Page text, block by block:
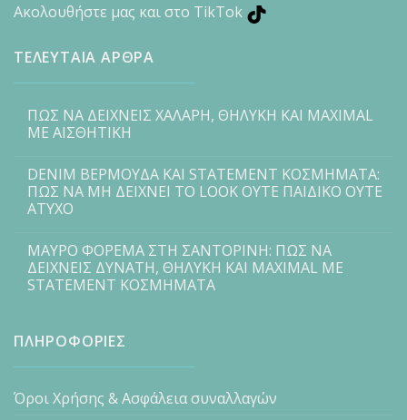
Ακολουθήστε μας και στο TikTok
ΤΕΛΕΥΤΑΙΑ ΑΡΘΡΑ
ΠΩΣ ΝΑ ΔΕΙΧΝΕΙΣ ΧΑΛΑΡΗ, ΘΗΛΥΚΗ ΚΑΙ MAXIMAL
ΜΕ ΑΙΣΘΗΤΙΚΗ
DENIM ΒΕΡΜΟΥΔΑ ΚΑΙ STATEMENT ΚΟΣΜΗΜΑΤΑ:
ΠΩΣ ΝΑ ΜΗ ΔΕΙΧΝΕΙ ΤΟ LOOK ΟΥΤΕ ΠΑΙΔΙΚΟ ΟΥΤΕ
ΑΤΥΧΟ
ΜΑΥΡΟ ΦΟΡΕΜΑ ΣΤΗ ΣΑΝΤΟΡΙΝΗ: ΠΩΣ ΝΑ
ΔΕΙΧΝΕΙΣ ΔΥΝΑΤΗ, ΘΗΛΥΚΗ ΚΑΙ MAXIMAL ΜΕ
STATEMENT ΚΟΣΜΗΜΑΤΑ
ΠΛΗΡΟΦΟΡΙΕΣ
Όροι Χρήσης & Ασφάλεια συναλλαγών